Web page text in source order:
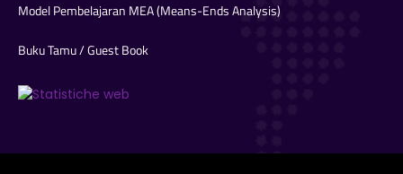
Model Pembelajaran MEA (Means-Ends Analysis)
Buku Tamu / Guest Book